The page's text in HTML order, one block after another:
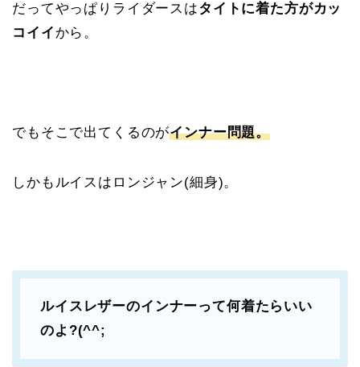
だってやっぱりライダースはタイトに着た方がカッ
コイイ から。
でもそこで出てくるのがインナー問題。
しかもルイスはロンジャン(細身)。
ルイスレザーのインナーって何着たらいい
のよ?(^^;